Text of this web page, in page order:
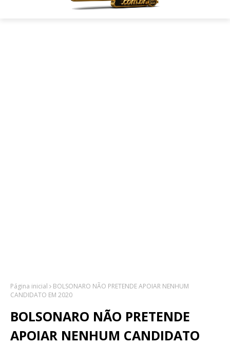
Página inicial
BOLSONARO NÃO PRETENDE APOIAR NENHUM
CANDIDATO EM 2020
BOLSONARO NÃO PRETENDE
APOIAR NENHUM CANDIDATO